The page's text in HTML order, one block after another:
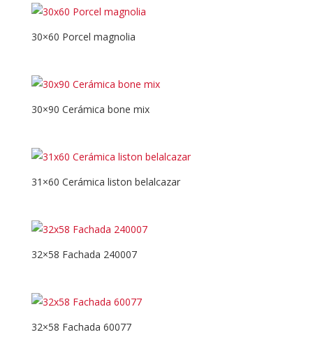
30×60 Porcel magnolia
30×90 Cerámica bone mix
31×60 Cerámica liston belalcazar
32×58 Fachada 240007
32×58 Fachada 60077